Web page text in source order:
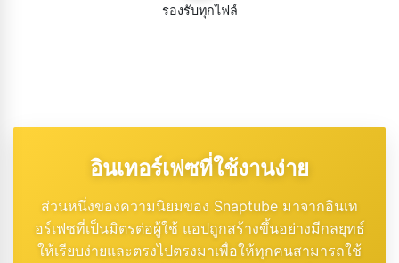
รองรับทุกไฟล์
อินเทอร์เฟซที่ใช้งานง่าย
ส่วนหนึ่งของความนิยมของ Snaptube มาจากอินเท
อร์เฟซที่เป็นมิตรต่อผู้ใช้ แอปถูกสร้างขึ้นอย่างมีกลยุทธ์
ให้เรียบง่ายและตรงไปตรงมาเพื่อให้ทุกคนสามารถใช้